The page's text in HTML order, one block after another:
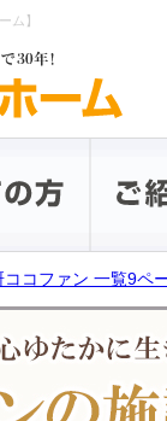
ム】
コファン 一覧9ペ